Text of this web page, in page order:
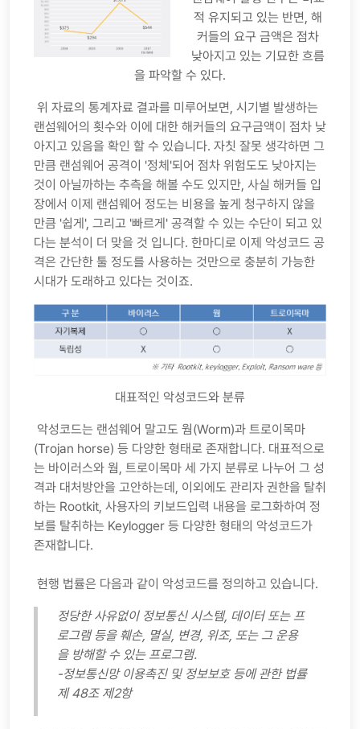
적 유지되고 있는 반면, 해
커들의 요구 금액은 점차
낮아지고 있는 기묘한 흐름
을 파악할 수 있다.
위 자료의 통계자료 결과를 미루어보면, 시기별 발생하는
랜섬웨어의 횟수와 이에 대한 해커들의 요구금액이 점차 낮
아지고 있음을 확인 할 수 있습니다. 자칫 잘못 생각하면 그
만큼 랜섬웨어 공격이 '정체'되어 점차 위험도도 낮아지는
것이 아닐까하는 추측을 해볼 수도 있지만, 사실 해커들 입
장에서 이제 랜섬웨어 정도는 비용을 높게 청구하지 않을
만큼 '쉽게', 그리고 '빠르게' 공격할 수 있는 수단이 되고 있
다는 분석이 더 맞을 것 입니다. 한마디로 이제 악성코드 공
격은 간단한 툴 정도를 사용하는 것만으로 충분히 가능한
시대가 도래하고 있다는 것이죠.
대표적인 악성코드와 분류
악성코드는 랜섬웨어 말고도 웜(Worm)과 트로이목마
(Trojan horse) 등 다양한 형태로 존재합니다. 대표적으로
는 바이러스와 웜, 트로이목마 세 가지 분류로 나누어 그 성
격과 대처방안을 고안하는데, 이외에도 관리자 권한을 탈취
하는 Rootkit, 사용자의 키보드입력 내용을 로그화하여 정
보를 탈취하는 Keylogger 등 다양한 형태의 악성코드가
존재합니다.
현행 법률은 다음과 같이 악성코드를 정의하고 있습니다.
정당한 사유없이 정보통신 시스템, 데이터 또는 프
로그램 등을 훼손, 멸실, 변경, 위조, 또는 그 운용
을 방해할 수 있는 프로그램.
-정보통신망 이용촉진 및 정보보호 등에 관한 법률
제 48조 제2항